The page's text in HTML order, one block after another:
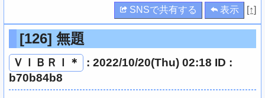
SNSで共有する 表示 [↑]
[126] 無題
ＶＩＢＲＩ＊
: 2022/10/20(Thu) 02:18 ID :
b70b84b8